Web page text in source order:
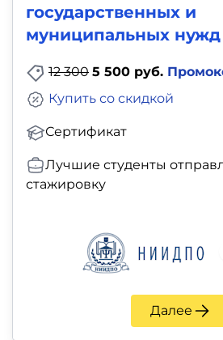
государственных и
муниципальных нужд
12 300 5 500 руб.
Сертификат
Купить со скидкой
Лучшие студенты
стажировку
Далее